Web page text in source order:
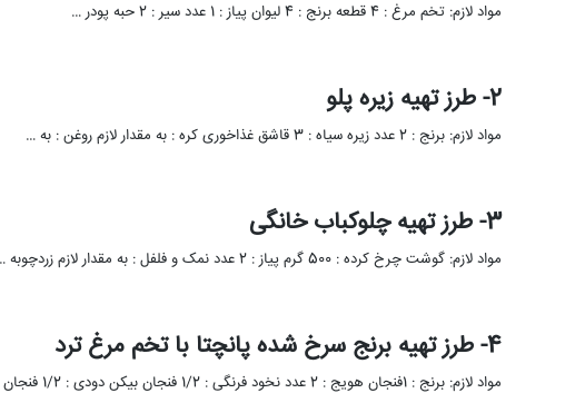
مواد لازم: تخم مرغ : 4 قطعه برنج : 4 لیوان پیاز : 1 عدد سیر : 2 حبه پودر …
2- طرز تهیه زیره پلو
مواد لازم: برنج : 2 عدد زیره سیاه : 3 قاشق غذاخوری کره : به مقدار لازم روغن : به …
3- طرز تهیه چلوکباب خانگی
مواد لازم: گوشت چرخ کرده : 500 گرم پیاز : 2 عدد نمک و فلفل : به مقدار لازم زردچوبه …
4- طرز تهیه برنج سرخ شده پانچتا با تخم مرغ ترد
مواد لازم: برنج : 1فنجان هویج : 2 عدد نخود فرنگی : 1/2 فنجان بیکن دودی : 1/2 فنجان نمک …